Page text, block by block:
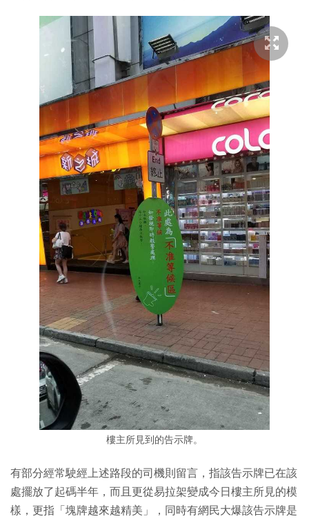
樓主所見到的告示牌。
有部分經常駛經上述路段的司機則留言，指該告示牌已在該
處擺放了起碼半年，而且更從易拉架變成今日樓主所見的模
樣，更指「塊牌越來越精美」，同時有網民大爆該告示牌是